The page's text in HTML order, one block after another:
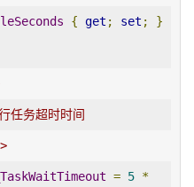
{ get ; set ; }
务超时时间
_TaskWaitTimeout = 5 *